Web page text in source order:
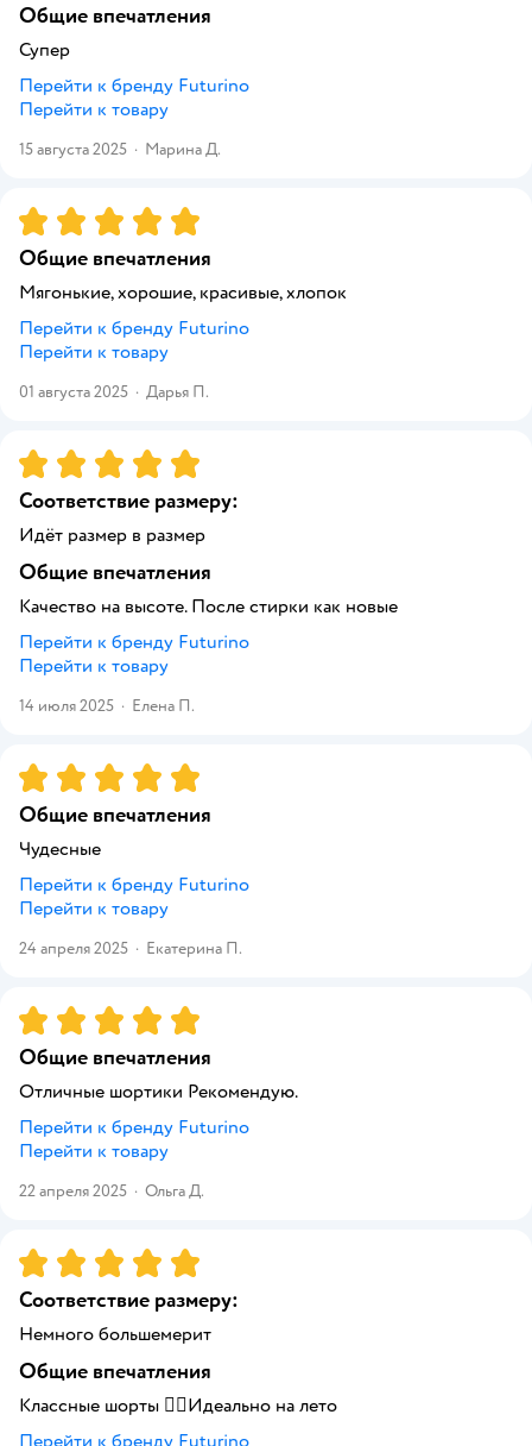
Общие впечатления
Супер
Перейти к бренду Futurino
Перейти к товару
15 августа 2025 · Марина Д.
Рейтинг:5
Общие впечатления
Мягонькие, хорошие, красивые, хлопок
Перейти к бренду Futurino
Перейти к товару
01 августа 2025 · Дарья П.
Рейтинг:5
Соответствие размеру:
Идёт размер в размер
Общие впечатления
Качество на высоте. После стирки как новые
Перейти к бренду Futurino
Перейти к товару
14 июля 2025 · Елена П.
Рейтинг:5
Общие впечатления
Чудесные
Перейти к бренду Futurino
Перейти к товару
24 апреля 2025 · Екатерина П.
Рейтинг:5
Общие впечатления
Отличные шортики Рекомендую.
Перейти к бренду Futurino
Перейти к товару
22 апреля 2025 · Ольга Д.
Рейтинг:5
Соответствие размеру:
Немного большемерит
Общие впечатления
Классные шорты 👍🏼Идеально на лето
Перейти к бренду Futurino